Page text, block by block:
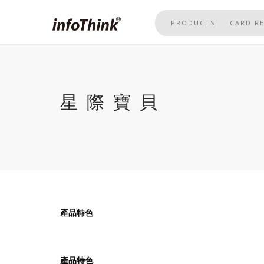
PRODUCTS CARD
星際寶貝
產品特色
產品特色